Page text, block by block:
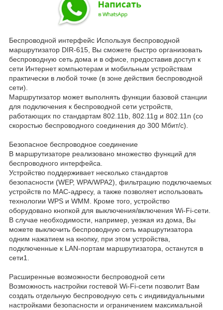
Беспроводной интерфейс Используя беспроводной
маршрутизатор DIR-615, Вы сможете быстро организовать
беспроводную сеть дома и в офисе, предоставив доступ к
сети Интернет компьютерам и мобильным устройствам
практически в любой точке (в зоне действия беспроводной
сети).
Маршрутизатор может выполнять функции базовой станции
для подключения к беспроводной сети устройств,
работающих по стандартам 802.11b, 802.11g и 802.11n (со
скоростью беспроводного соединения до 300 Мбит/с).
Безопасное беспроводное соединение
В маршрутизаторе реализовано множество функций для
беспроводного интерфейса.
Устройство поддерживает несколько стандартов
безопасности (WEP, WPA/WPA2), фильтрацию подключаемых
устройств по MAC-адресу, а также позволяет использовать
технологии WPS и WMM. Кроме того, устройство
оборудовано кнопкой для выключения/включения Wi-Fi-сети.
В случае необходимости, например, уезжая из дома, Вы
можете выключить беспроводную сеть маршрутизатора
одним нажатием на кнопку, при этом устройства,
подключенные к LAN-портам маршрутизатора, останутся в
сети1.
Расширенные возможности беспроводной сети
Возможность настройки гостевой Wi-Fi-сети позволит Вам
создать отдельную беспроводную сеть с индивидуальными
настройками безопасности и ограничением максимальной